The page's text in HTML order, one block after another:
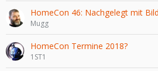
HomeCon 46: Nachgelegt mit
Mugg
HomeCon Termine 2018?
1ST1